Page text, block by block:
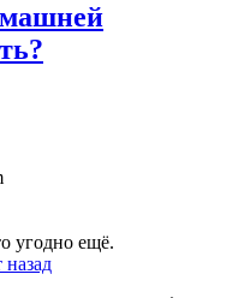
угодно ещё.
назад